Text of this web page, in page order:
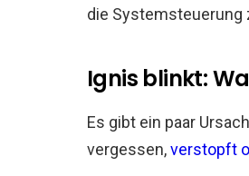
die Systemsteuerung
Ignis blinkt:
Es gibt ein paar
vergessen,verstopft